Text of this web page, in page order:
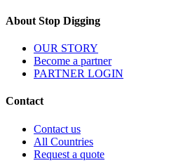
About Stop Digging
OUR STORY
Become a partner
PARTNER LOGIN
Contact
Contact us
All Countries
Request a quote